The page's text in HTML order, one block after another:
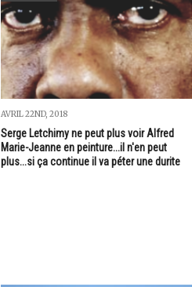
AVRIL 22ND, 2018
Serge Letchimy ne peut plus voir Alfred
Marie-Jeanne en peinture...il n'en peut
plus...si ça continue il va péter une durite